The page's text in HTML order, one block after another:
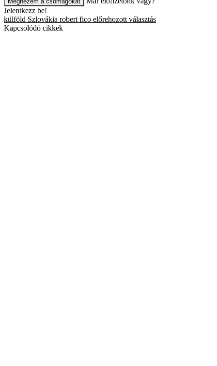
Jelentkezz be!
külföld Szlovákia robert fico előrehozott választás
Kapcsolódó cikkek